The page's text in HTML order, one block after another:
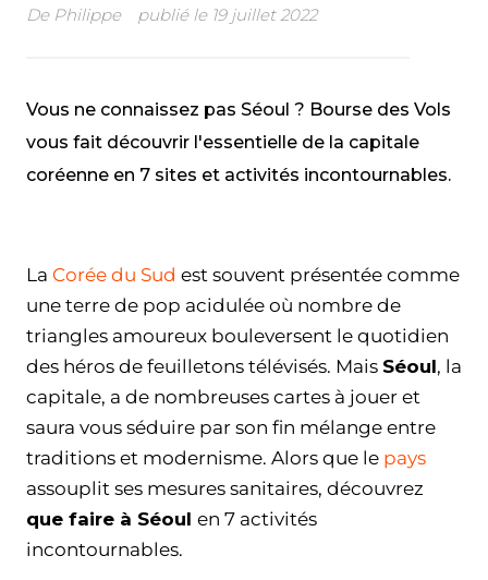
De Philippe publié le 19 juillet 2022
Vous ne connaissez pas Séoul ? Bourse des Vols
vous fait découvrir l'essentielle de la capitale
coréenne en 7 sites et activités incontournables.
La Corée du Sud est souvent présentée comme
une terre de pop acidulée où nombre de
triangles amoureux bouleversent le quotidien
des héros de feuilletons télévisés. Mais Séoul, la
capitale, a de nombreuses cartes à jouer et
saura vous séduire par son fin mélange entre
traditions et modernisme. Alors que le pays
assouplit ses mesures sanitaires, découvrez
que faire à Séoul en 7 activités
incontournables.